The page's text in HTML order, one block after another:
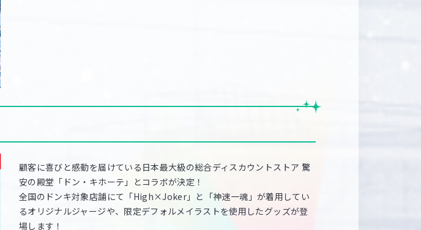
顧客に喜びと感動を届けている日本最大級の総合ディスカウントストア 驚
安の殿堂「ドン・キホーテ」とコラボが決定！
全国のドンキ対象店舗にて「High×Joker」と「神速一魂」が着用してい
るオリジナルジャージや、限定デフォルメイラストを使用したグッズが登
場します！